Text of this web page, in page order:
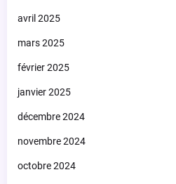
avril 2025
mars 2025
février 2025
janvier 2025
décembre 2024
novembre 2024
octobre 2024